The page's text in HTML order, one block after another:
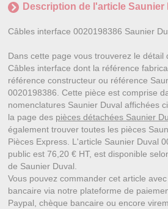
Description de l'article Saunier
Câbles interface 0020198386 Saunier
Dans cette page vous trouverez le détail
Câbles interface dont la référence
référence constructeur ou référence
0020198386. Cette pièce est comprise
nomenclatures Saunier Duval affichées
la page des pièces détachées Saunier
également trouver toutes les pièces
Pièces Express. L'article Saunier Duval
public est 76,20 € HT, est disponible
de Saunier Duval.
Vous pouvez commander cet article
bancaire via notre plateforme de
Paypal, chèque bancaire ou encore